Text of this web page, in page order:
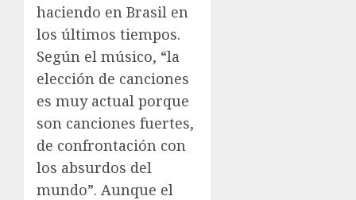
haciendo en Brasil en
los últimos tiempos.
Según el músico, “la
elección de canciones
es muy actual porque
son canciones fuertes,
de confrontación con
los absurdos del
mundo”. Aunque el